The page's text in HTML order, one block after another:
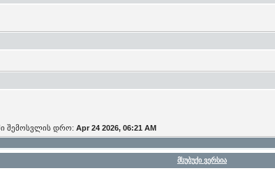
შემოსვლის დრო:Apr 24 2026, 06:21 AM
მსუბუქი ვერსია